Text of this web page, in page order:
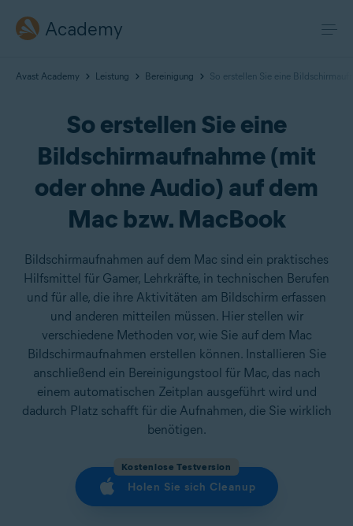
Academy
Avast Academy Leistung Bereinigung So erstellen Sie eine
So erstellen Sie eine
Bildschirmaufnahme (mit
oder ohne Audio) auf dem
Mac bzw. MacBook
Bildschirmaufnahmen auf dem Mac sind ein praktisches
Hilfsmittel für Gamer, Lehrkräfte, in technischen Berufen
und für alle, die ihre Aktivitäten am Bildschirm erfassen
und anderen mitteilen müssen. Hier stellen wir
verschiedene Methoden vor, wie Sie auf dem Mac
Bildschirmaufnahmen erstellen können. Installieren Sie
anschließend ein Bereinigungstool für Mac, das nach
einem automatischen Zeitplan ausgeführt wird und
dadurch Platz schafft für die Aufnahmen, die Sie wirklich
benötigen.
Kostenlose Testversion
Holen Sie sich Cleanup